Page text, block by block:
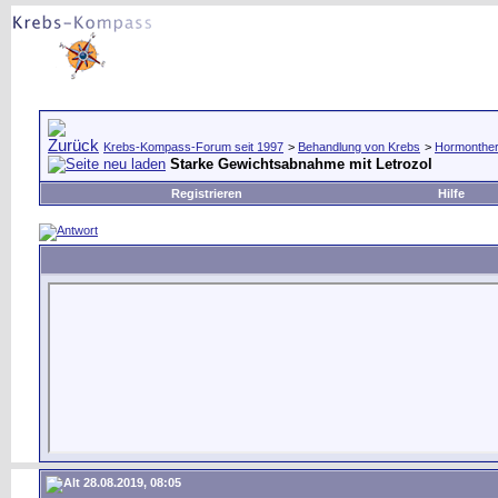
Krebs-Kompass-Forum seit 1997 > Behandlung von Krebs >
Starke Gewichtsabnahme mit Letrozol
Registrieren Hilfe
28.08.2019, 08:05